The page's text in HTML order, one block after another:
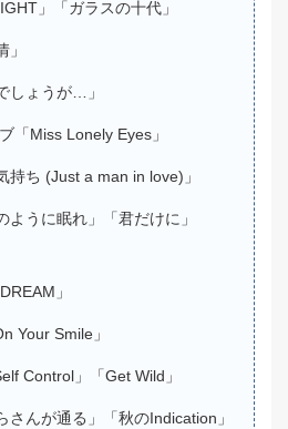
」「ガラスの十代」
しょうが…」
「Miss Lonely Eyes」
持ち (Just a man in love)」
ように眠れ」「君だけに」
」
Your Smile」
Control」「Get Wild」
さんが通る」「秋のIndication」